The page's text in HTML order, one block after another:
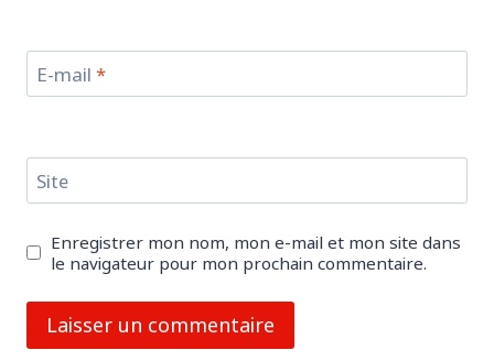
E-mail *
Site
Enregistrer mon nom, mon e-mail et mon site dans
le navigateur pour mon prochain commentaire.